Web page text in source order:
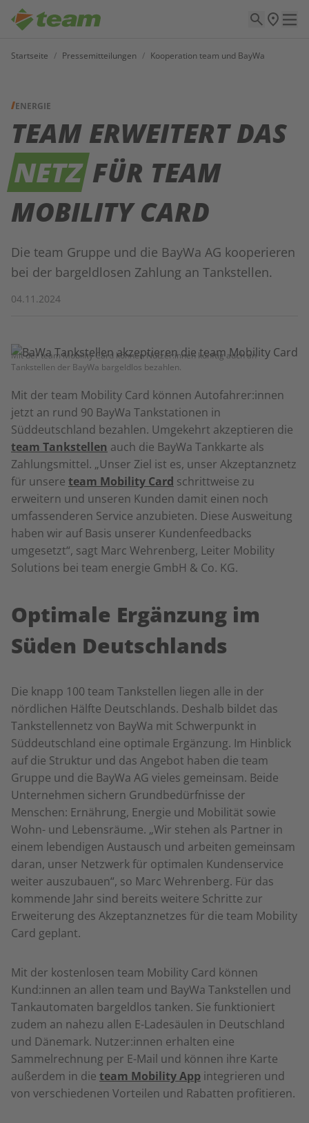
Startseite / Pressemitteilungen / Kooperation team und BayWa
ENERGIE
TEAM ERWEITERT DAS
NETZFÜR TEAM
MOBILITY CARD
Die team Gruppe und die BayWa AG kooperieren
bei der bargeldlosen Zahlung an Tankstellen.
04.11.2024
Mit der team Mobility Card können Nutzer:innen künftig auch an
Tankstellen der BayWa bargeldlos bezahlen.
Mit der team Mobility Card können Autofahrer:innen
jetzt an rund 90 BayWa Tankstationen in
Süddeutschland bezahlen. Umgekehrt akzeptieren die
team Tankstellen auch die BayWa Tankkarte als
Zahlungsmittel. „Unser Ziel ist es, unser Akzeptanznetz
für unsere team Mobility Card schrittweise zu
erweitern und unseren Kunden damit einen noch
umfassenderen Service anzubieten. Diese Ausweitung
haben wir auf Basis unserer Kundenfeedbacks
umgesetzt“, sagt Marc Wehrenberg, Leiter Mobility
Solutions bei team energie GmbH & Co. KG.
Optimale Ergänzung im
Süden Deutschlands
Die knapp 100 team Tankstellen liegen alle in der
nördlichen Hälfte Deutschlands. Deshalb bildet das
Tankstellennetz von BayWa mit Schwerpunkt in
Süddeutschland eine optimale Ergänzung. Im Hinblick
auf die Struktur und das Angebot haben die team
Gruppe und die BayWa AG vieles gemeinsam. Beide
Unternehmen sichern Grundbedürfnisse der
Menschen: Ernährung, Energie und Mobilität sowie
Wohn- und Lebensräume. „Wir stehen als Partner in
einem lebendigen Austausch und arbeiten gemeinsam
daran, unser Netzwerk für optimalen Kundenservice
weiter auszubauen“, so Marc Wehrenberg. Für das
kommende Jahr sind bereits weitere Schritte zur
Erweiterung des Akzeptanznetzes für die team Mobility
Card geplant.
Mit der kostenlosen team Mobility Card können
Kund:innen an allen team und BayWa Tankstellen und
Tankautomaten bargeldlos tanken. Sie funktioniert
zudem an nahezu allen E-Ladesäulen in Deutschland
und Dänemark. Nutzer:innen erhalten eine
Sammelrechnung per E-Mail und können ihre Karte
außerdem in die team Mobility App integrieren und
von verschiedenen Vorteilen und Rabatten profitieren.